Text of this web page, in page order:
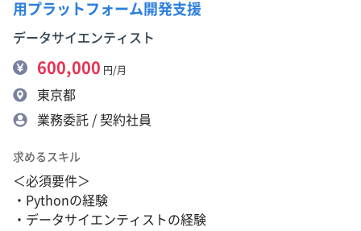
用プラットフォーム開発支援
データサイエンティスト
600,000 円/月
東京都
業務委託 / 契約社員
求めるスキル
＜必須要件＞
・Pythonの経験
・データサイエンティストの経験